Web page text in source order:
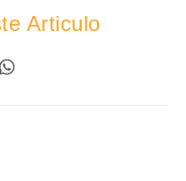
Articulo